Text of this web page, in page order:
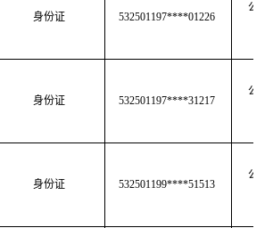
身份证 532501197****01226
公共
身份证 532501197****31217
公共
身份证 532501199****51513
公共